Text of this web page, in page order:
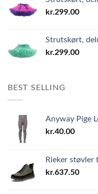
kr.299.00
Strutskørt,
kr.299.00
BEST SELLING
Anyway Pige
kr.40.00
Rieker
kr.637.50